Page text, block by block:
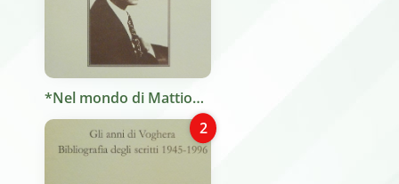
*Nel mondo di Mattioni : bibliografia 1941-1998 / Stefania Menegotto. - Trieste : Alcione, 1999. - 111 p. ; 24 cm.
2